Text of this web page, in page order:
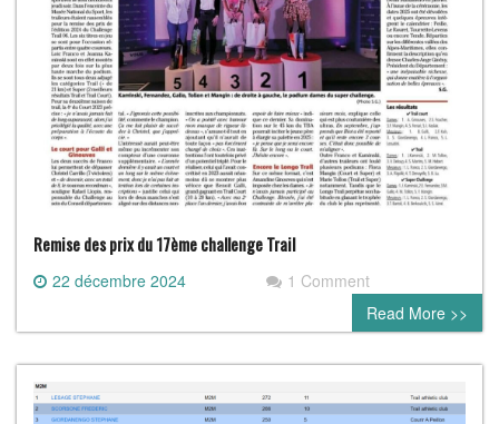
Remise des prix du 17ème challenge Trail
22 décembre 2024
1 Comment
Read More >>